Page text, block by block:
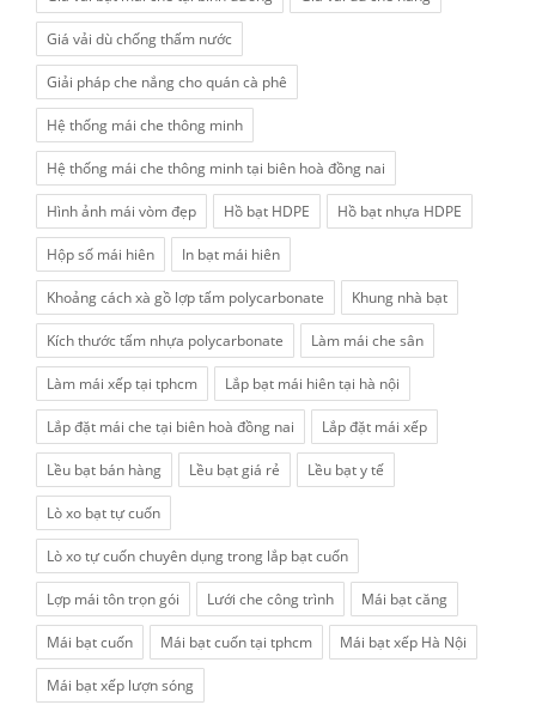
Giá vải dù chống thấm nước
Giải pháp che nắng cho quán cà phê
Hệ thống mái che thông minh
Hệ thống mái che thông minh tại biên hoà đồng nai
Hình ảnh mái vòm đẹp Hồ bạt HDPE Hồ bạt nhựa HDPE
Hộp số mái hiên In bạt mái hiên
Khoảng cách xà gồ lợp tấm polycarbonate Khung nhà bạt
Kích thước tấm nhựa polycarbonate Làm mái che sân
Làm mái xếp tại tphcm Lắp bạt mái hiên tại hà nội
Lắp đặt mái che tại biên hoà đồng nai Lắp đặt mái xếp
Lều bạt bán hàng Lều bạt giá rẻ Lều bạt y tế
Lò xo bạt tự cuốn
Lò xo tự cuốn chuyên dụng trong lắp bạt cuốn
Lợp mái tôn trọn gói Lưới che công trình Mái bạt căng
Mái bạt cuốn Mái bạt cuốn tại tphcm Mái bạt xếp Hà Nội
Mái bạt xếp lượn sóng